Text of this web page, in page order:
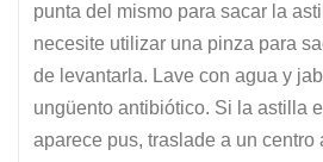
punta del mismo para sacar la
necesite utilizar una pinza para
de levantarla. Lave con agua y
ungüento antibiótico. Si la astilla
aparece pus, traslade a un centro